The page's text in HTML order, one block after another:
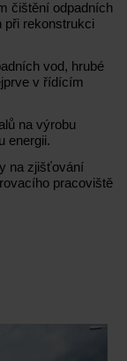
čištění odpadních
při rekonstrukci
vod, hrubé
v řídícím
na výrobu
energii.
na zjišťování
pracoviště